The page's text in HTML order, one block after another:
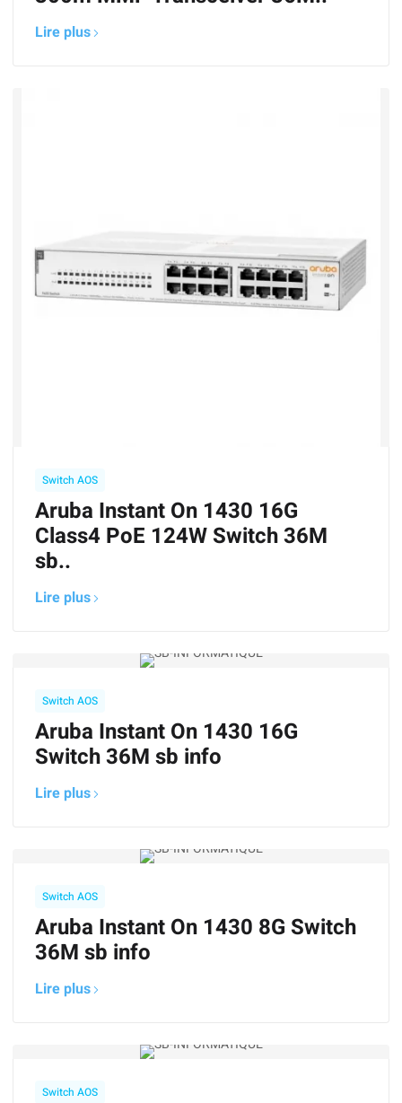
Lire plus
Switch AOS
Aruba Instant On 1430 16G
Class4 PoE 124W Switch 36M
sb..
Lire plus
Switch AOS
Aruba Instant On 1430 16G
Switch 36M sb info
Lire plus
Switch AOS
Aruba Instant On 1430 8G Switch
36M sb info
Lire plus
Switch AOS